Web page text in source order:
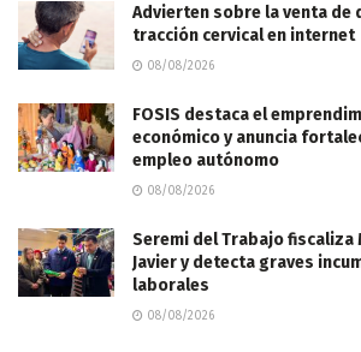
Advierten sobre la venta
tracción cervical en internet
08/08/2026
FOSIS destaca el
económico y anuncia
empleo autónomo
08/08/2026
Seremi del Trabajo fiscaliza
Javier y detecta graves
laborales
08/08/2026